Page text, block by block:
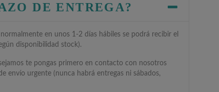
DE ENTREGA?
en unos 1-2 días hábiles se podrá recibir el
disponibilidad stock).
te pongas primero en contacto con nosotros
envío urgente (nunca habrá entregas ni sábados,